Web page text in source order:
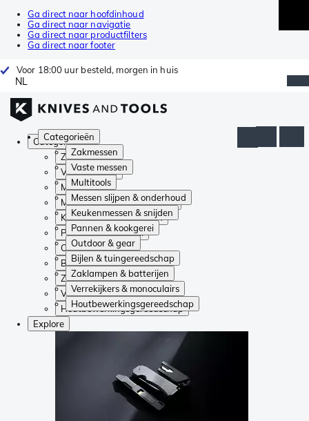
Ga direct naar hoofdinhoud
Ga direct naar navigatie
Ga direct naar productfilters
Ga direct naar footer
Voor 18:00 uur besteld, morgen in huis
NL
Categorieën
Zakmessen
Vaste messen
Multitools
Messen slijpen & onderhoud
Keukenmessen & snijden
Pannen & kookgerei
Outdoor & gear
Bijlen & tuingereedschap
Zaklampen & batterijen
Verrekijkers & monoculairs
Houtbewerkingsgereedschap
Categorieën
Zakmessen
Vaste messen
Multitools
Messen slijpen & onderhoud
Keukenmessen & snijden
Pannen & kookgerei
Outdoor & gear
Bijlen & tuingereedschap
Zaklampen & batterijen
Verrekijkers & monoculairs
Houtbewerkingsgereedschap
Explore